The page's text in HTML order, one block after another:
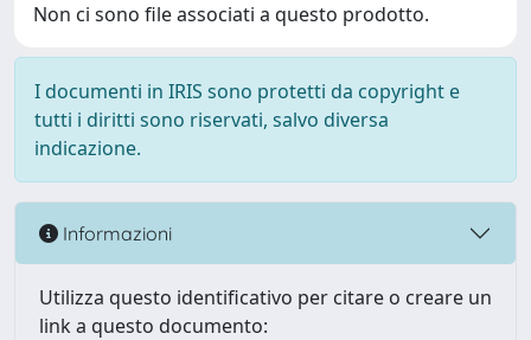
Non ci sono file associati a questo prodotto.
I documenti in IRIS sono protetti da copyright e
tutti i diritti sono riservati, salvo diversa
indicazione.
Informazioni
Utilizza questo identificativo per citare o creare un
link a questo documento: